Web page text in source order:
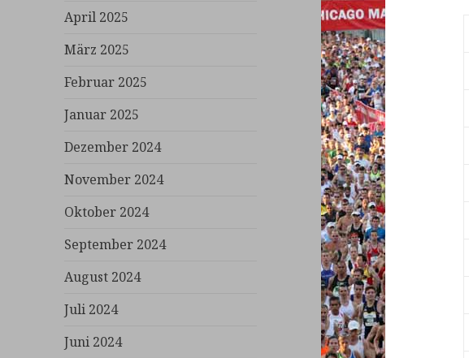
April 2025
März 2025
Februar 2025
Januar 2025
Dezember 2024
November 2024
Oktober 2024
September 2024
August 2024
Juli 2024
Juni 2024